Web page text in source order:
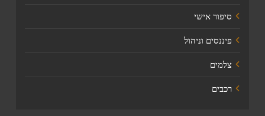
סיפור אישי
פיננסים וניהול
צלמים
רכבים